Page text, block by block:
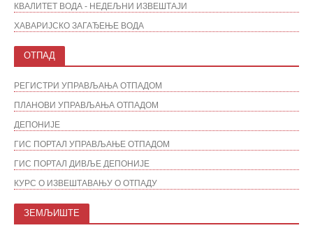
КВАЛИТЕТ ВОДА - НЕДЕЉНИ ИЗВЕШТАЈИ
ХАВАРИЈСКО ЗАГАЂЕЊЕ ВОДА
ОТПАД
РЕГИСТРИ УПРАВЉАЊА ОТПАДОМ
ПЛАНОВИ УПРАВЉАЊА ОТПАДОМ
ДЕПОНИЈЕ
ГИС ПОРТАЛ УПРАВЉАЊЕ ОТПАДОМ
ГИС ПОРТАЛ ДИВЉЕ ДЕПОНИЈЕ
КУРС О ИЗВЕШТАВАЊУ О ОТПАДУ
ЗЕМЉИШТЕ